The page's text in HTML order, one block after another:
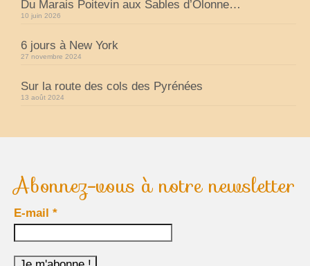
Du Marais Poitevin aux Sables d’Olonne…
10 juin 2026
6 jours à New York
27 novembre 2024
Sur la route des cols des Pyrénées
13 août 2024
Abonnez-vous à notre newsletter
E-mail *